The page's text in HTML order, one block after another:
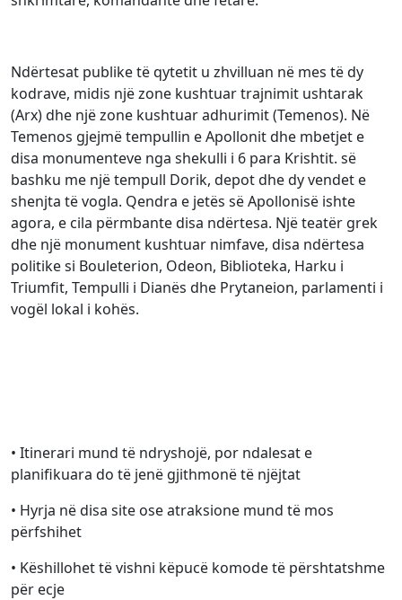
Ndërtesat publike të qytetit u zhvilluan në mes të dy
kodrave, midis një zone kushtuar trajnimit ushtarak
(Arx) dhe një zone kushtuar adhurimit (Temenos). Në
Temenos gjejmë tempullin e Apollonit dhe mbetjet e
disa monumenteve nga shekulli i 6 para Krishtit. së
bashku me një tempull Dorik, depot dhe dy vendet e
shenjta të vogla. Qendra e jetës së Apollonisë ishte
agora, e cila përmbante disa ndërtesa. Një teatër grek
dhe një monument kushtuar nimfave, disa ndërtesa
politike si Bouleterion, Odeon, Biblioteka, Harku i
Triumfit, Tempulli i Dianës dhe Prytaneion, parlamenti i
vogël lokal i kohës.
• Itinerari mund të ndryshojë, por ndalesat e
planifikuara do të jenë gjithmonë të njëjtat
• Hyrja në disa site ose atraksione mund të mos
përfshihet
• Këshillohet të vishni këpucë komode të përshtatshme
për ecje